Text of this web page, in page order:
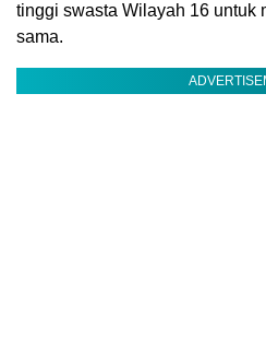
tinggi swasta Wilayah 16 untuk
sama.